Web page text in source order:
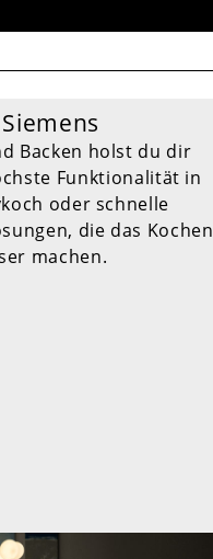
Backen holst du dir
Funktionalität in
oder schnelle
die das Kochen
machen.